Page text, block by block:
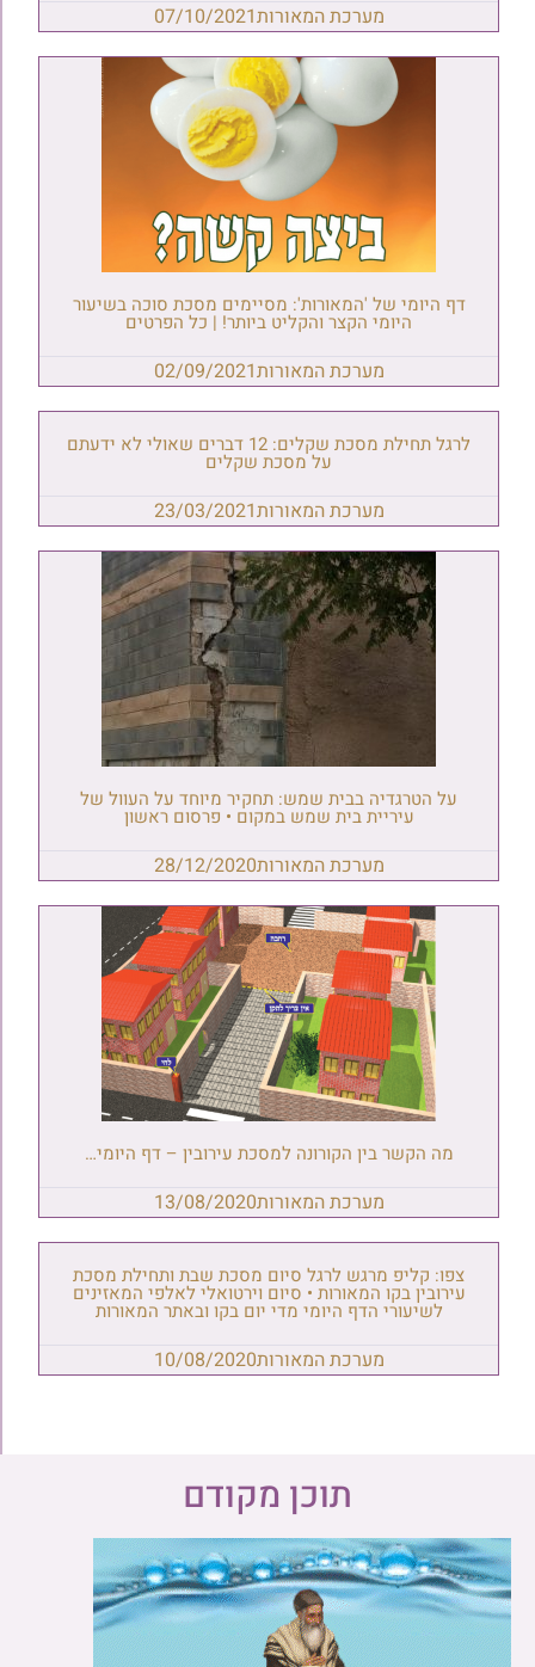
מערכת המאורות07/10/2021
דף היומי של 'המאורות': מסיימים מסכת סוכה בשיעור
היומי הקצר והקליט ביותר! | כל הפרטים
מערכת המאורות02/09/2021
לרגל תחילת מסכת שקלים: 12 דברים שאולי לא ידעתם
על מסכת שקלים
מערכת המאורות23/03/2021
על הטרגדיה בבית שמש: תחקיר מיוחד על העוול של
עיריית בית שמש במקום • פרסום ראשון
מערכת המאורות28/12/2020
מה הקשר בין הקורונה למסכת עירובין – דף היומי…
מערכת המאורות13/08/2020
צפו: קליפ מרגש לרגל סיום מסכת שבת ותחילת מסכת
עירובין בקו המאורות • סיום וירטואלי לאלפי המאזינים
לשיעורי הדף היומי מדי יום בקו ובאתר המאורות
מערכת המאורות10/08/2020
תוכן מקודם